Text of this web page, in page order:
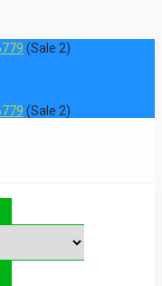
(Sale 2)
(Sale 2)